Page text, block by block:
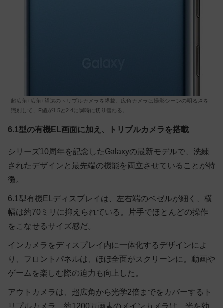
超広角+広角+望遠のトリプルカメラを搭載。広角カメラは撮影シーンの明るさを
識別して、F値が1.5と2.4に瞬時に切り替わる。
6.1型の有機EL画面に加え、トリプルカメラを搭載
シリーズ10周年を記念したGalaxyの最新モデルで、洗練
されたデザインと最先端の機能を両立させていることが特
徴。
6.1型有機ELディスプレイは、左右端のベゼルが細く、横
幅は約70ミリに抑えられている。片手でほとんどの操作
をこなせるサイズ感だ。
インカメラをディスプレイ内に一体化するデザインによ
り、フロントパネルは、ほぼ全面がスクリーンに。動画や
ゲームを楽しむ際の迫力も向上した。
アウトカメラは、超広角から光学2倍までをカバーするト
リプルカメラ。約1200万画素のメインカメラは、光を効